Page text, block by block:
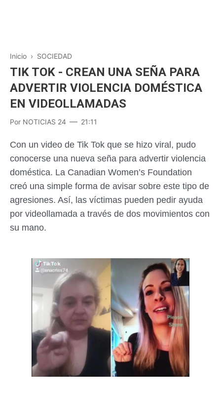
Inicio › SOCIEDAD
TIK TOK - CREAN UNA SEÑA PARA
ADVERTIR VIOLENCIA DOMÉSTICA
EN VIDEOLLAMADAS
Por NOTICIAS 24 21:11
Con un video de Tik Tok que se hizo viral, pudo
conocerse una nueva seña para advertir violencia
doméstica. La Canadian Women’s Foundation
creó una simple forma de avisar sobre este tipo de
agresiones. Así, las víctimas pueden pedir ayuda
por videollamada a través de dos movimientos con
su mano.